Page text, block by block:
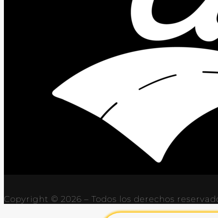
Copyright © 2026 – Todos los derechos